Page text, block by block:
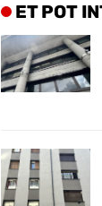
ET POT